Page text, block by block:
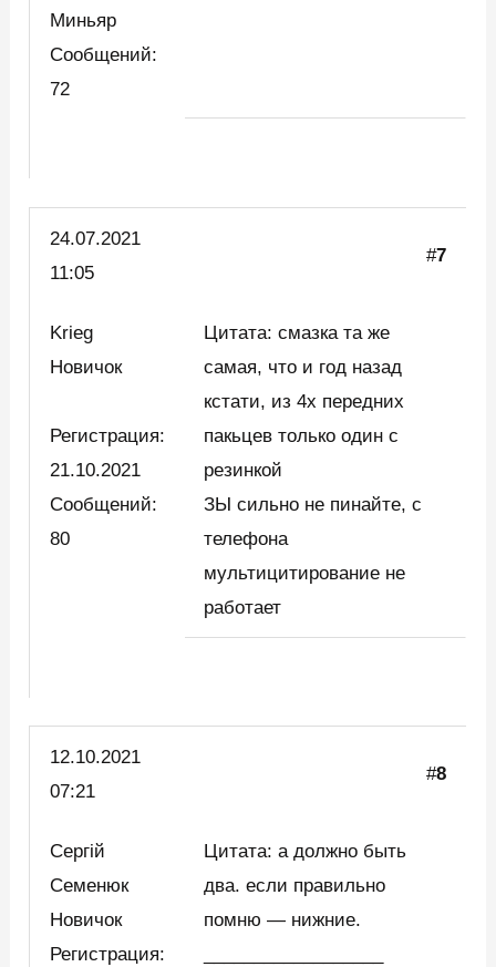
Миньяр
Сообщений:
72
24.07.2021
11:05
#7
Krieg
Новичок
Регистрация:
21.10.2021
Сообщений:
80
Цитата: смазка та же
самая, что и год назад
кстати, из 4х передних
пакьцев только один с
резинкой
ЗЫ сильно не пинайте, с
телефона
мультицитирование не
работает
12.10.2021
07:21
#8
Сергій
Семенюк
Новичок
Регистрация:
Цитата: а должно быть
два. если правильно
помню — нижние.